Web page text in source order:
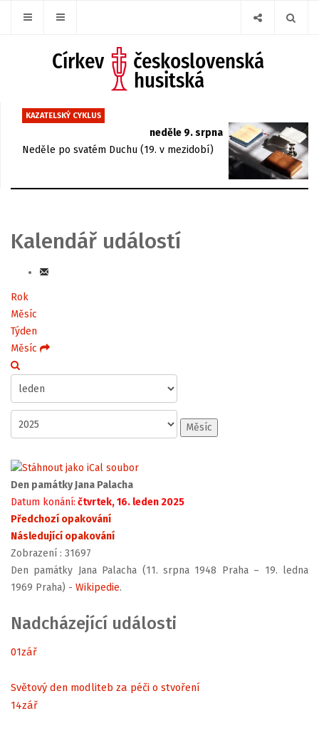
KAZATELSKÝ CYKLUS
neděle 9. srpna
Neděle po svatém Duchu (19. v mezidobí)
Kalendář událostí
Rok
Měsíc
Týden
Měsíc
Měsíc
Den památky Jana Palacha
Datum konání: čtvrtek, 16. leden 2025
Předchozí opakování
Následující opakování
Zobrazení : 31697
Den památky Jana Palacha (11. srpna 1948 Praha – 19. ledna
1969 Praha) - Wikipedie.
Nadcházející události
01zář
Světový den modliteb za péči o stvoření
14zář